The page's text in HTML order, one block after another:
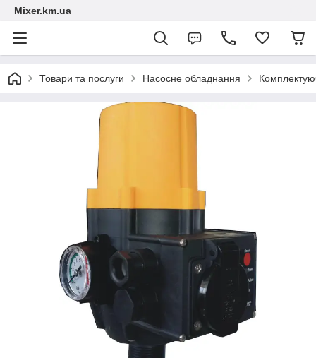
Mixer.km.ua
Товари та послуги Насосне обладнання